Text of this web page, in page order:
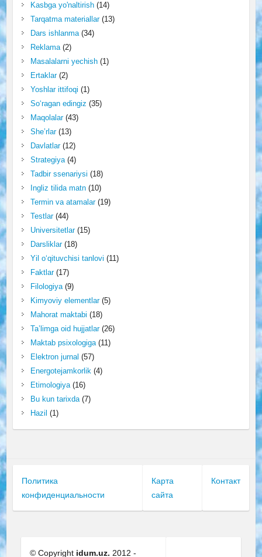
Kasbga yo'naltirish(14)
Tarqatma materiallar(13)
Dars ishlanma(34)
Reklama(2)
Masalalarni yechish(1)
Ertaklar(2)
Yoshlar ittifoqi (1)
So‘ragan edingiz (35)
Maqolalar(43)
She’rlar(13)
Davlatlar(12)
Strategiya(4)
Tadbir ssenariysi (18)
Ingliz tilida matn(10)
Termin va atamalar(19)
Testlar(44)
Universitetlar(15)
Darsliklar(18)
Yil o‘qituvchisi tanlovi (11)
Faktlar(17)
Filologiya(9)
Kimyoviy elementlar(5)
Mahorat maktabi (18)
Ta’limga oid hujjatlar(26)
Maktab psixologiga(11)
Elektron jurnal (57)
Energotejamkorlik(4)
Etimologiya(16)
Bu kun tarixda(7)
Hazil (1)
Политика
конфиденциальности
Карта
сайта
Контакт
© Copyright idum.uz. 2012 -